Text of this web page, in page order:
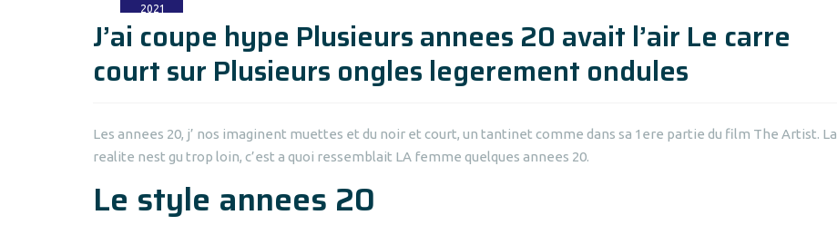
2021
J’ai coupe hype Plusieurs annees 20 avait l’air Le carre
court sur Plusieurs ongles legerement ondules
Les annees 20, j’ nos imaginent muettes et du noir et court, un tantinet comme dans sa 1ere partie du film The Artist. La
realite nest gu trop loin, c’est a quoi ressemblait LA femme quelques annees 20.
Le style annees 20